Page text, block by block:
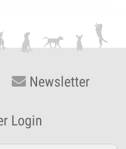
Newsletter
Login